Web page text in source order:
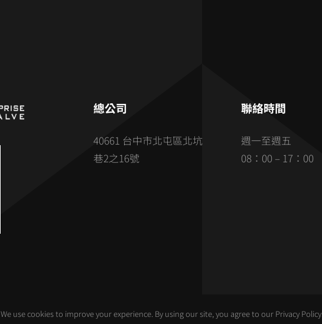
總公司
40661 台中市北屯區北坑
巷2之16號
聯絡時間
週一至週五
08：00 – 17：00
We use cookies to improve your experience. By using our site, you agree to our Privacy Policy.